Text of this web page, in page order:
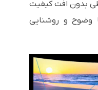
بدون افت کیفیت
وضوح و روشنایی